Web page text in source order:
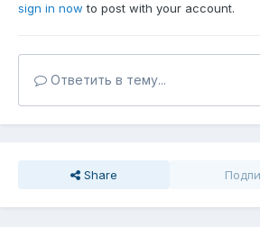
sign in now to post with your account.
Ответить в тему...
Share